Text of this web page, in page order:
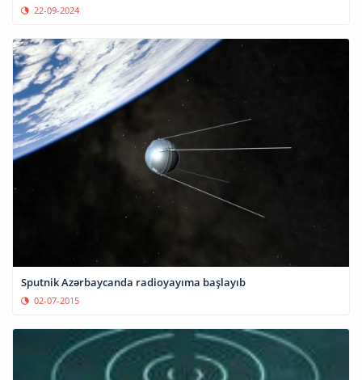
22-09-2024
Sputnik Azərbaycanda radioyayıma başlayıb
02-07-2015